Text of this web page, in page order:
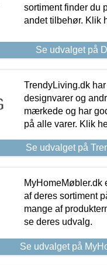
sortiment finder du
andet tilbehør. Klik
Se udvalget på
TrendyLiving.dk
designvarer og
mærkede og har
på alle varer. Klik
Se udvalget på
af deres sortiment
mange af
se deres udvalg.
Se udvalget på